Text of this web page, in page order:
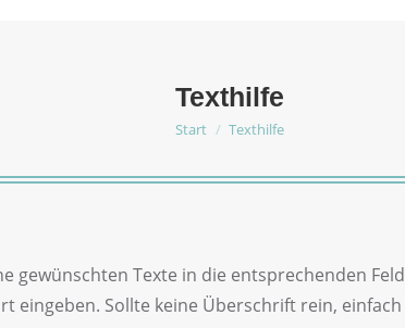
Texthilfe
Sie befinden sich hier:
Start Texthilfe
gewünschten Texte in die entsprechenden
Sollte keine Überschrift rein, einfach